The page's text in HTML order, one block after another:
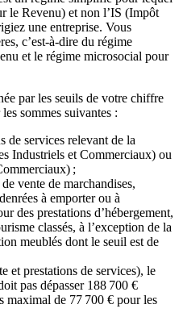
le Revenu) et non l’IS (Impôt
une entreprise. Vous
c’est-à-dire du régime
et le régime microsocial pour
par les seuils de votre chiffre
sommes suivantes :
de services relevant de la
Industriels et Commerciaux) ou
;
vente de marchandises,
à emporter ou à
des prestations d’hébergement,
classés, à l’exception de la
meublés dont le seuil est de
et prestations de services), le
pas dépasser 188 700 €
maximal de 77 700 € pour les